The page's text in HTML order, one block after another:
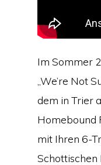
Im Sommer
„We’re Not
dem in Trier
Homebound
mit Ihren 6-
Schottischen